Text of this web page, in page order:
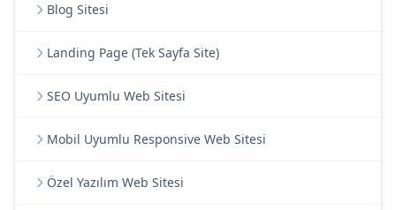
Blog Sitesi
Landing Page (Tek Sayfa Site)
SEO Uyumlu Web Sitesi
Mobil Uyumlu Responsive Web Sitesi
Özel Yazılım Web Sitesi